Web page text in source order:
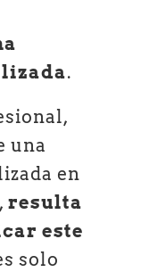
.
una
en
resulta
este
solo